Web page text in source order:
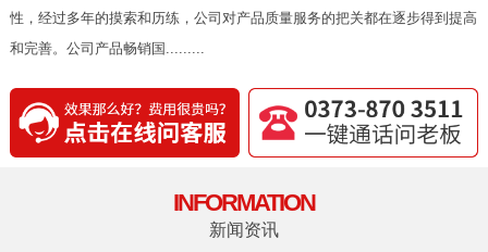
性，经过多年的摸索和历练，公司对产品质量服务的把关都在逐步得到提高
和完善。公司产品畅销国.........
INFORMATION
新闻资讯